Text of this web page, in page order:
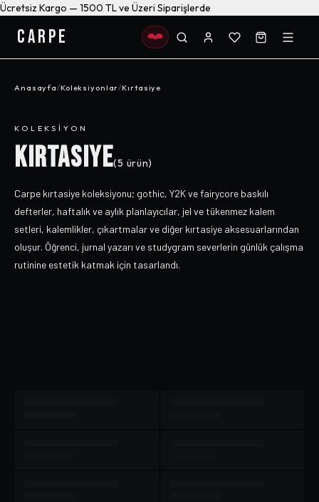
Ücretsiz Kargo — 1500 TL ve Üzeri Siparişlerde
CARPE
Anasayfa/Koleksiyonlar/Kırtasiye
KOLEKSIYON
KIRTASIYE(5 ürün)
Carpe kırtasiye koleksiyonu; gothic, Y2K ve fairycore baskılı
defterler, haftalık ve aylık planlayıcılar, jel ve tükenmez kalem
setleri, kalemlikler, çıkartmalar ve diğer kırtasiye aksesuarlarından
oluşur. Öğrenci, jurnal yazarı ve studygram severlerin günlük çalışma
rutinine estetik katmak için tasarlandı.